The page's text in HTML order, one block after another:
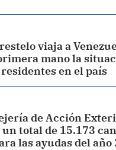
viaja a
mano la
en el país
de Acción
total de 15.173
las ayudas del año